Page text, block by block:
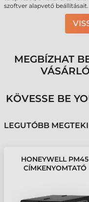
szoftver alapvető beállításait.
MEGBÍZHAT
KÖVESSE BE
LEGUTÓBB
HONEYWELL PM45
CÍMKENYOMTATÓ